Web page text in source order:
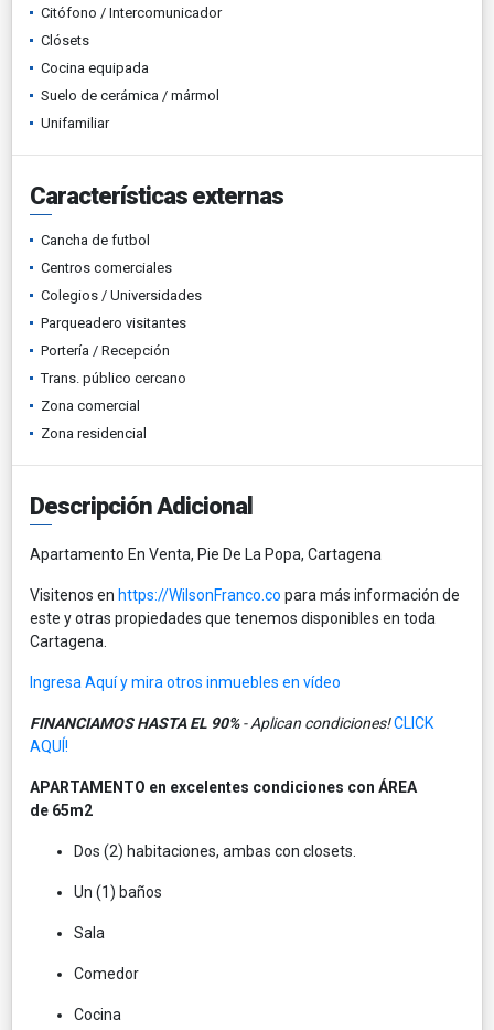
Citófono / Intercomunicador
Clósets
Cocina equipada
Suelo de cerámica / mármol
Unifamiliar
Características externas
Cancha de futbol
Centros comerciales
Colegios / Universidades
Parqueadero visitantes
Portería / Recepción
Trans. público cercano
Zona comercial
Zona residencial
Descripción Adicional
Apartamento En Venta, Pie De La Popa, Cartagena
Visitenos en https://WilsonFranco.co para más información de
este y otras propiedades que tenemos disponibles en toda
Cartagena.
Ingresa Aquí y mira otros inmuebles en vídeo
FINANCIAMOS HASTA EL 90%- Aplican condiciones!CLICK
AQUÍ!
APARTAMENTO en excelentes condiciones con ÁREA
de 65m2
Dos (2) habitaciones, ambas con closets.
Un (1) baños
Sala
Comedor
Cocina